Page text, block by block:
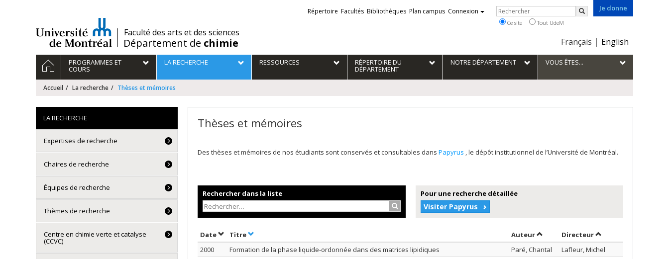
/Faculté des arts et des sciences
Département de chimie
Je donne
Choix
la
langue
Français English
Liens
externes
Répertoire Facultés Bibliothèques Plan campus Connexion Rechercher
Rechercher
Ce site Tout UdeM
Navigation
principale
ACCUEILPROGRAMMES ET
COURS
LA RECHERCHE RESSOURCES RÉPERTOIRE DU
DÉPARTEMENT
NOTRE DÉPARTEMENT VOUS ÊTES...
Accueil La recherche Thèses et mémoires
Thèses et mémoires
Des thèses et mémoires de nos étudiants sont conservés et consultables dans Papyrus , le dépôt institutionnel de l’Université de Montréal.
Rechercher dans la liste
Rechercher…
Pour une recherche détaillée
Visiter Papyrus
DateTrier par date en ordre croissant
TitreTrier par titre en ordre croissant AuteurTrier par auteur en ordre croissant
Directeurpar contributeur en
2000
Formation de la phase liquide-ordonnée dans des matrices lipidiques Paré, Chantal
Lafleur, Michel
LA RECHERCHE
Expertises de recherche
Chaires de recherche
Équipes de recherche
Thèmes de recherche
Centre en chimie verte et catalyse
(CCVC)